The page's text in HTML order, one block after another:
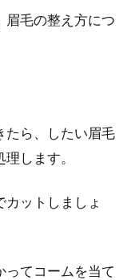
眉毛の整え方につ
たら、したい眉毛
します。
ットしましょ
ってコームを当て